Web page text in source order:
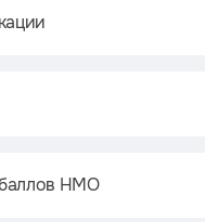
НМО